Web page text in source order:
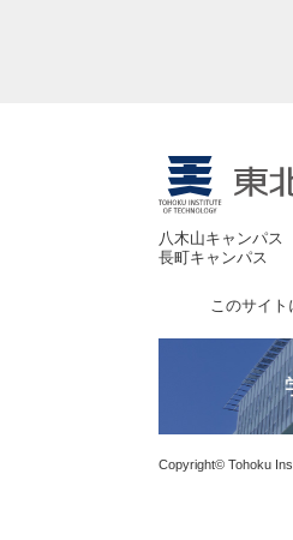
八木山キャンパス
長町キャンパス
このサイト
Copyright© Tohoku